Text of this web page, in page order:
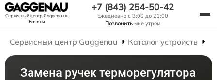
Сервисный центр Gaggenauв
Казани
+7 (843) 254-50-42
Ежедневно с 9:00 до 21:00
Позвонить мне утром
Сервисный центр Gaggenau Каталог устройств
Замена ручек терморегулятора